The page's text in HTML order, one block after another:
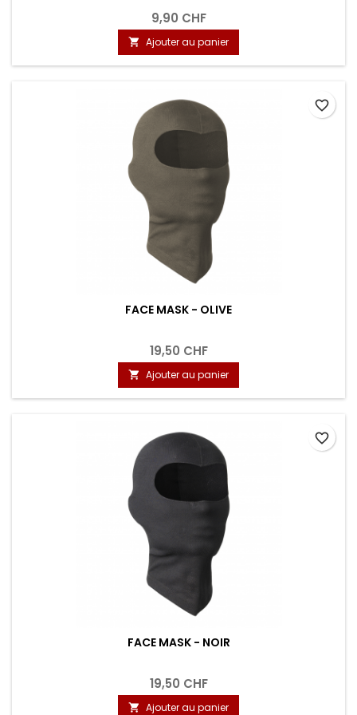
9,90 CHF
 Ajouter au panier
FACE MASK - OLIVE
19,50 CHF
 Ajouter au panier
favorite_border
FACE MASK - NOIR
19,50 CHF
 Ajouter au panier
favorite_border